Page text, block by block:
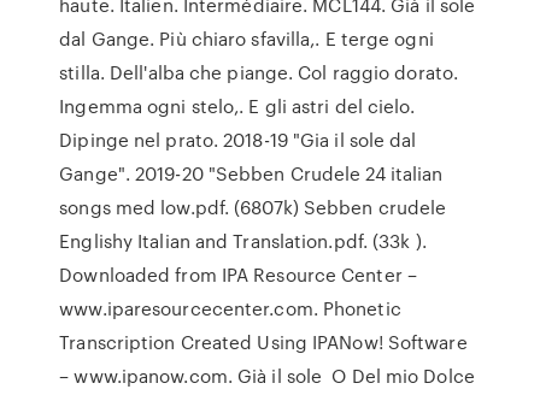
dal Gange. Più chiaro sfavilla,. E terge ogni
stilla. Dell'alba che piange. Col raggio dorato.
Ingemma ogni stelo,. E gli astri del cielo.
Dipinge nel prato. 2018-19 "Gia il sole dal
Gange". 2019-20 "Sebben Crudele 24 italian
songs med low.pdf. (6807k) Sebben crudele
Englishy Italian and Translation.pdf. (33k ).
Downloaded from IPA Resource Center –
www.iparesourcecenter.com. Phonetic
Transcription Created Using IPANow! Software
– www.ipanow.com. Già il sole O Del mio Dolce